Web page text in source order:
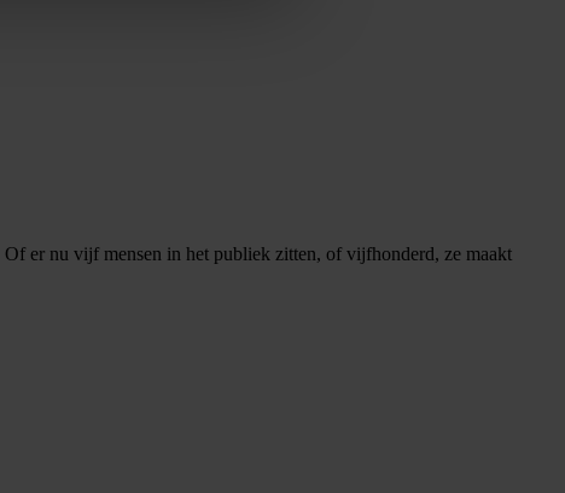
er nu vijf mensen in het publiek zitten, of vijfhonderd, ze maakt